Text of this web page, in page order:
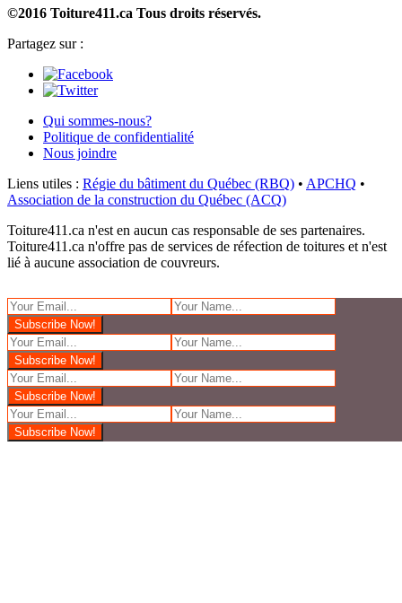
©2016 Toiture411.ca Tous droits réservés.
Partagez sur :
Qui sommes-nous?
Politique de confidentialité
Nous joindre
Liens utiles : Régie du bâtiment du Québec (RBQ) • APCHQ •
Association de la construction du Québec (ACQ)
Toiture411.ca n'est en aucun cas responsable de ses partenaires.
Toiture411.ca n'offre pas de services de réfection de toitures et n'est
lié à aucune association de couvreurs.